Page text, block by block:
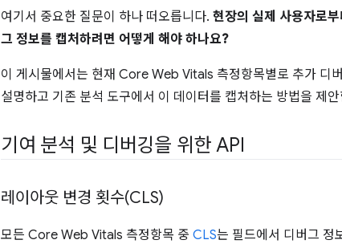
여기서 중요한 질문이 하나 떠오릅니다. 현장의 실제 사용자로
그 정보를 캡처하려면 어떻게 해야 하나요?
이 게시물에서는 현재 Core Web Vitals 측정항목별로 추가 디
설명하고 기존 분석 도구에서 이 데이터를 캡처하는 방법을 제
기여 분석 및 디버깅을 위한 API
레이아웃 변경 횟수(CLS)
모든 Core Web Vitals 측정항목 중 CLS는 필드에서 디버그 정